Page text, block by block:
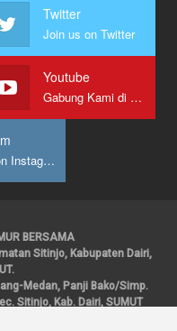
Twitter
Join us on Twitter
Youtube
Gabung Kami di Youtube
Join us on Instagram
BERSAMA
Sitinjo, Kabupaten Dairi,
Medan, Panji Bako/Simp.
Sitinjo, Kab. Dairi, SUMUT